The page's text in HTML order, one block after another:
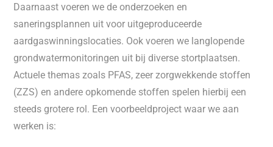
Daarnaast voeren we de onderzoeken en
saneringsplannen uit voor uitgeproduceerde
aardgaswinningslocaties. Ook voeren we langlopende
grondwatermonitoringen uit bij diverse stortplaatsen.
Actuele themas zoals PFAS, zeer zorgwekkende stoffen
(ZZS) en andere opkomende stoffen spelen hierbij een
steeds grotere rol. Een voorbeeldproject waar we aan
werken is: